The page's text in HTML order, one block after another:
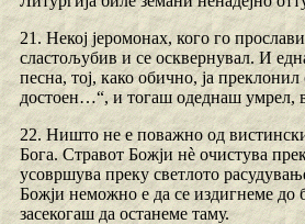
21. Некој јеромонах, кого го
сластољубив и се осквернувал. И
песна, тој, како обично, ја
достоен…“, и тогаш одеднаш умрел,
22. Ништо не е поважно од
Бога. Стравот Божји нѐ очистува
усовршува преку светлото
Божји неможно е да се издигнеме до
засекогаш да останеме таму.